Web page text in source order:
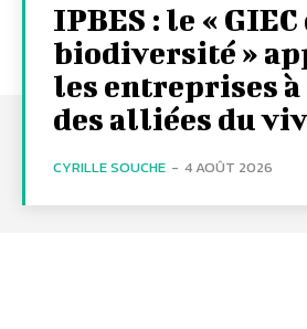
IPBES : le « GIEC
biodiversité »
les entreprises
des alliées du
CYRILLE SOUCHE - 4 AOÛT 2026